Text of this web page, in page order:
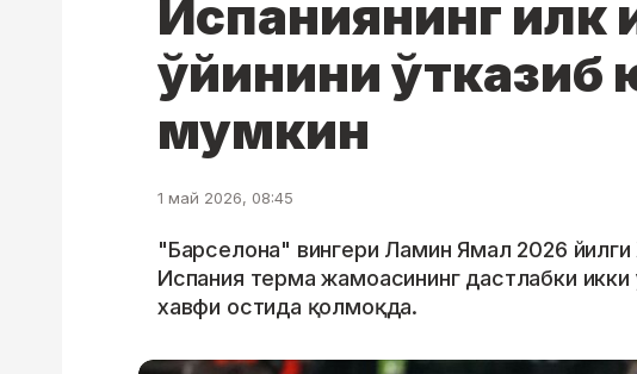
Испаниянинг илк
ўйинини ўтказиб
мумкин
1 май 2026, 08:45
"Барселона" вингери Ламин Ямал 2026 йилги
Испания терма жамоасининг дастлабки
хавфи остида қолмоқда.